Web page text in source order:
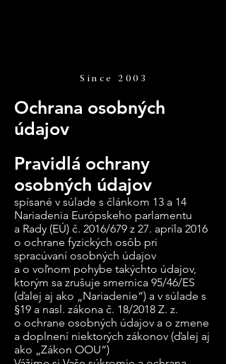
Since 2003
Ochrana osobných
údajov
Pravidlá ochrany
osobných údajov
spísané v súlade s článkom 13 a 14
Nariadenia Európskeho parlamentu
a Rady (EÚ) č. 2016/679 z 27. apríla 2016
o ochrane fyzických osôb pri
spracúvaní osobných údajov
a o voľnom pohybe takýchto údajov,
ktorým sa zrušuje smernica 95/46/ES
(ďalej aj ako „Nariadenie“) a v súlade s
§19 a nasl. zákona č. 18/2018 Z. z.
o ochrane osobných údajov a o zmene
a doplnení niektorých zákonov (ďalej aj
ako „Zákon OOU“)